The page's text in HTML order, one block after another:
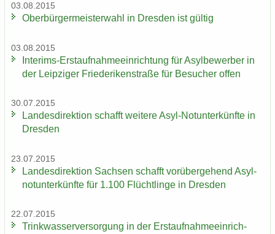
03.08.2015
Ober­bür­ger­meis­ter­wahl in Dres­den ist gül­tig
03.08.2015
Interims-​Erstaufnahmeeinrichtung für Asyl­be­wer­ber in
der Leip­zi­ger Frie­de­ri­ken­stra­ße für Be­su­cher offen
30.07.2015
Lan­des­di­rek­ti­on schafft wei­te­re Asyl-​Notunterkünfte in
Dres­den
23.07.2015
Lan­des­di­rek­ti­on Sach­sen schafft vor­über­ge­hend Asyl­
not­un­ter­künf­te für 1.100 Flücht­lin­ge in Dres­den
22.07.2015
Trink­was­ser­ver­sor­gung in der Erst­auf­nah­me­ein­rich­